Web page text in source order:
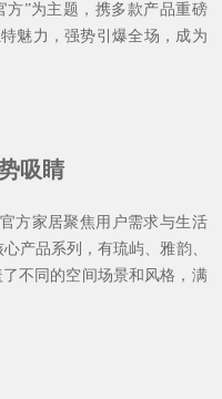
方”为主题，携多款产品重磅
魅力，强势引爆全场，成为
吸睛
方家居聚焦用户需求与生活
产品系列，有琉屿、雅韵、
不同的空间场景和风格，满